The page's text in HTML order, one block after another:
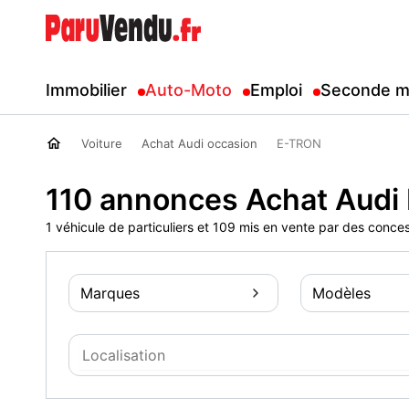
Immobilier Auto-Moto Emploi Seconde
Voiture Achat Audi occasion E-TRON
110 annonces Achat Audi
1 véhicule de particuliers et 109 mis en vente par des
Marques Modèles